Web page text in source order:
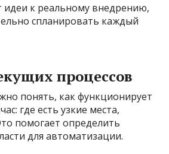
идеи к реальному внедрению,
спланировать каждый
процессов
понять, как функционирует
где есть узкие места,
помогает определить
для автоматизации.